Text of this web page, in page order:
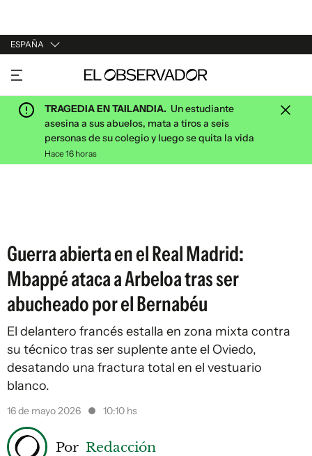
ESPAÑA
URUGUAY
ARGENTINA
ESPAÑA
ESTADOS UNIDOS
TRAGEDIA EN TAILANDIA. Un estudiante
asesina a sus abuelos, mata a tiros a seis
personas de su colegio y luego se quita la vida
Hace 16 horas
Guerra abierta en el Real Madrid:
Mbappé ataca a Arbeloa tras ser
abucheado por el Bernabéu
El delantero francés estalla en zona mixta contra
su técnico tras ser suplente ante el Oviedo,
desatando una fractura total en el vestuario
blanco.
16 de mayo 2026 10:10 hs
Por Redacción